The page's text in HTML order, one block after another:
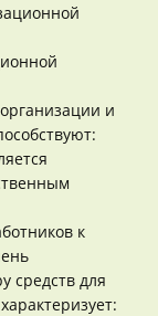
и
к
средств для